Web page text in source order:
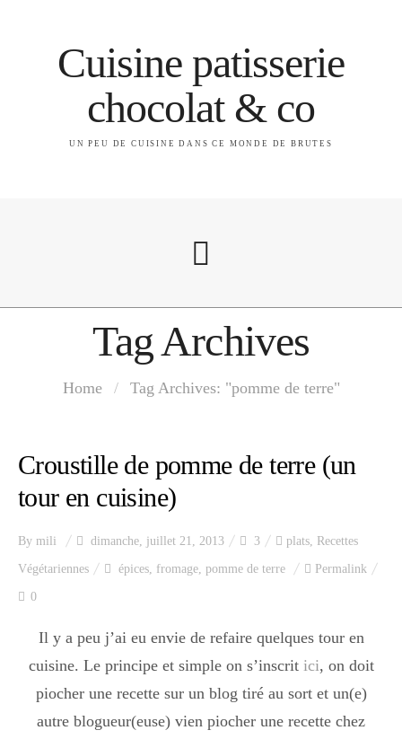
Cuisine patisserie
chocolat & co
UN PEU DE CUISINE DANS CE MONDE DE BRUTES
A propos
Index des recettes
Catégories
Apéro
plats
Tag Archives
Home / Tag Archives: "pomme de terre"
Croustille de pomme de terre (un
tour en cuisine)
By mili dimanche, juillet 21, 2013 3 plats, Recettes
Végétariennes épices, fromage, pomme de terre Permalink
0
Il y a peu j’ai eu envie de refaire quelques tour en
cuisine. Le principe et simple on s’inscrit ici, on doit
piocher une recette sur un blog tiré au sort et un(e)
autre blogueur(euse) vien piocher une recette chez